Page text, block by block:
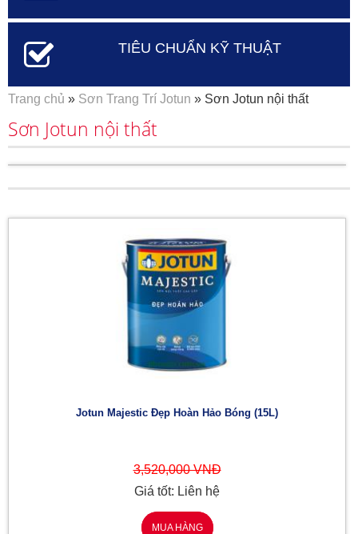
TIÊU CHUẨN KỸ THUẬT
Bạn đang ở đây
Trang chủ » Sơn Trang Trí Jotun » Sơn Jotun nội thất
Sơn Jotun nội thất
Jotun Majestic Đẹp Hoàn Hảo Bóng (15L)
3,520,000 VNĐ
Giá tốt: Liên hệ
MUA HÀNG